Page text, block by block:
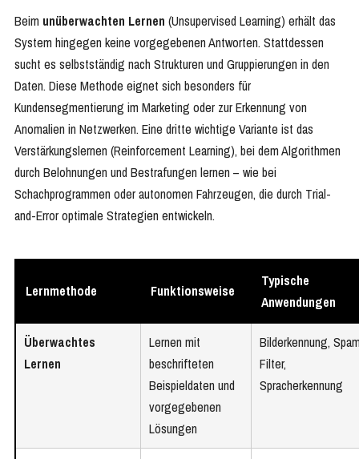
Beim unüberwachten Lernen (Unsupervised Learning) erhält das
System hingegen keine vorgegebenen Antworten. Stattdessen
sucht es selbstständig nach Strukturen und Gruppierungen in den
Daten. Diese Methode eignet sich besonders für
Kundensegmentierung im Marketing oder zur Erkennung von
Anomalien in Netzwerken. Eine dritte wichtige Variante ist das
Verstärkungslernen (Reinforcement Learning), bei dem Algorithmen
durch Belohnungen und Bestrafungen lernen – wie bei
Schachprogrammen oder autonomen Fahrzeugen, die durch Trial-
and-Error optimale Strategien entwickeln.
Lernmethode Funktionsweise
Typische
Anwendungen
Überwachtes
Lernen
Lernen mit
beschrifteten
Beispieldaten und
vorgegebenen
Lösungen
Bilderkennung,
Filter,
Spracherkennung